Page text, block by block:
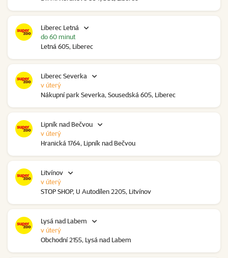
Liberec Letná
Letná 605, Liberec
do 60 minut
Liberec Severka
Nákupní park Severka, Sousedská 605, Liberec
v úterý
Lipník nad Bečvou
Hranická 1764, Lipník nad Bečvou
v úterý
Litvínov
STOP SHOP, U Autodílen 2205, Litvínov
v úterý
Lysá nad Labem
Obchodní 2155, Lysá nad Labem
v úterý